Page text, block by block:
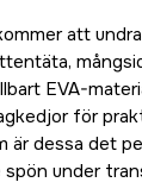
att
EVA-
för
är dessa det
spön under